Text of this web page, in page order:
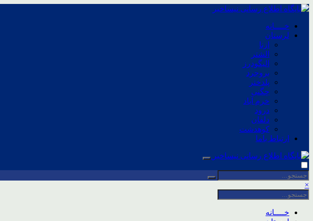
خــــانه
لرستان
ازنا
الشتر
الیگودرز
بروجرد
پلدختر
چگنی
خرم آباد
درود
دلفان
کوهدشت
ارتباط باما
×
خــــانه